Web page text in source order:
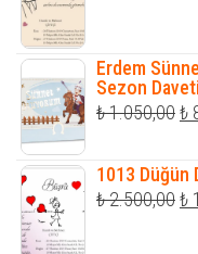
Erdem
Sezon
₺1.050,00
₺
₺
1013 Düğün
₺2.500,00₺